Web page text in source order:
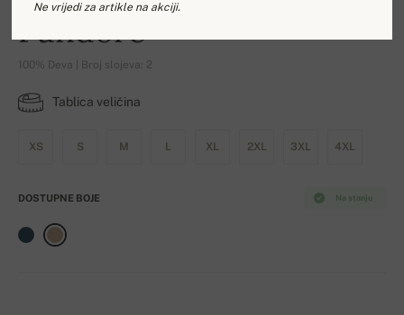
Pandore
100% Deva | Broj slojeva: 2
Tablica veličina
XS S M L XL 2XL 3XL 4XL
Na stanju
DOSTUPNE BOJE
Ne vrijedi za artikle na akciji.